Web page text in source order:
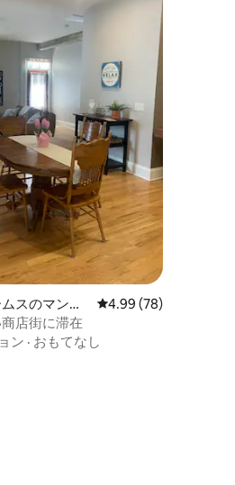
星の平均評価
スのマンシ
レビュー78件、5つ星
4.99 (78)
店街に滞在
ン · おもてなし